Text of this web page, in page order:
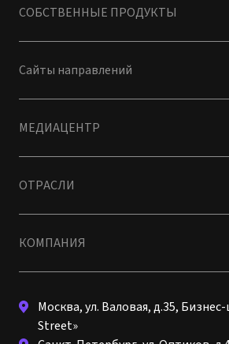
СОБСТВЕННЫЕ ПРОДУКТЫ
Сайты направлений
МЕДИАЦЕНТР
ОТРАСЛИ
КОМПАНИЯ
Москва, ул. Валовая, д.35,
Street»